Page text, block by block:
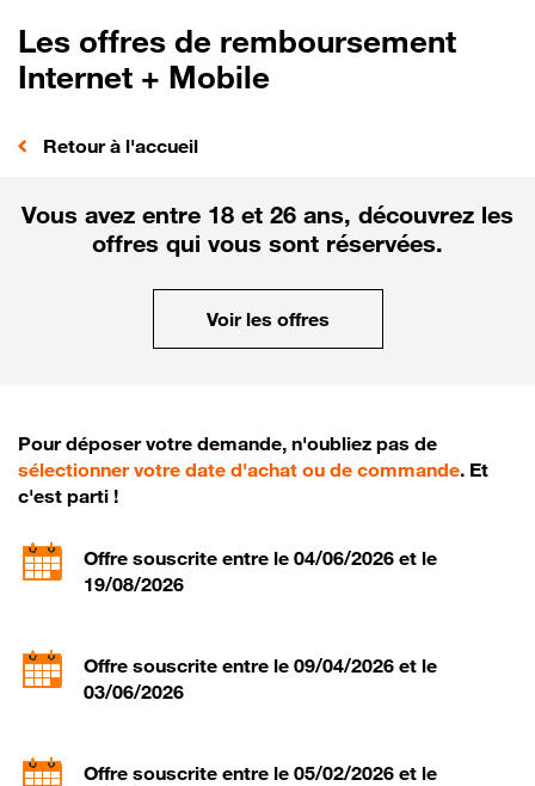
Les offres de remboursement
Internet + Mobile
Retour à l'accueil
Vous avez entre 18 et 26 ans, découvrez les
offres qui vous sont réservées.
Voir les offres
Pour déposer votre demande, n'oubliez pas de
sélectionner votre date d'achat ou de commande. Et
c'est parti !
Offre souscrite entre le 04/06/2026 et le
19/08/2026
Offre souscrite entre le 09/04/2026 et le
03/06/2026
Offre souscrite entre le 05/02/2026 et le